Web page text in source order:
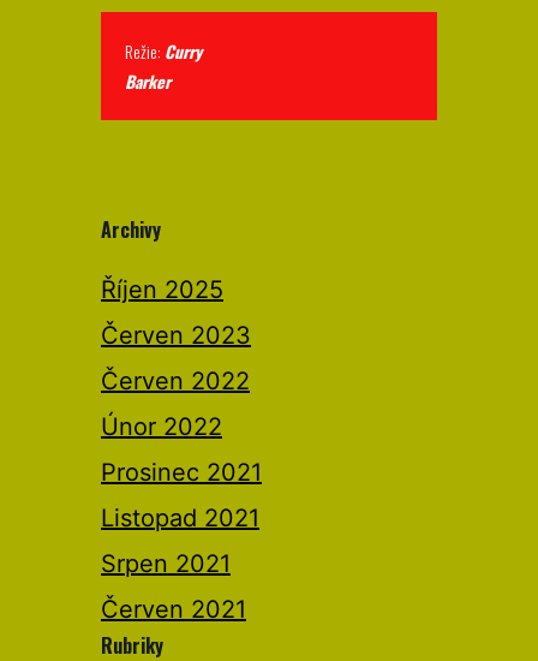
Režie: Curry
Barker
Archivy
Říjen 2025
Červen 2023
Červen 2022
Únor 2022
Prosinec 2021
Listopad 2021
Srpen 2021
Červen 2021
Rubriky